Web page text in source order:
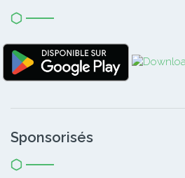
Sponsorisés